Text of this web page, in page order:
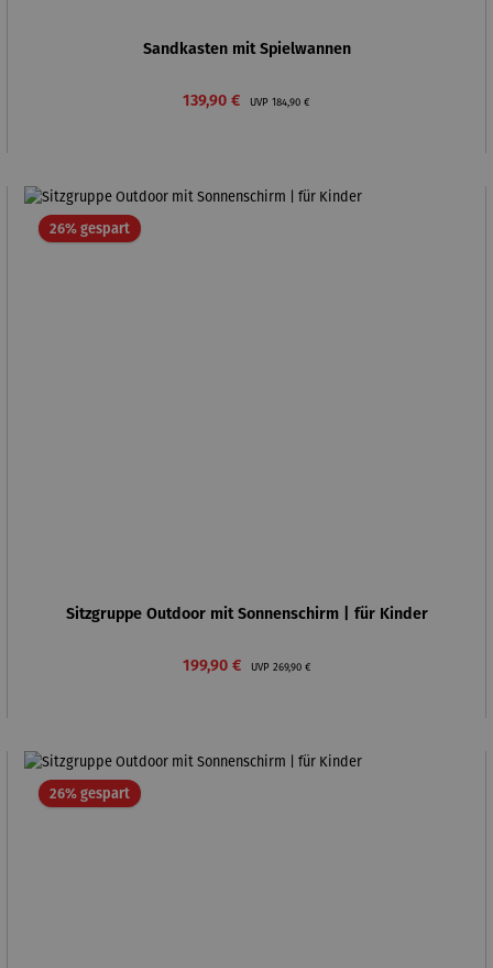
Sandkasten mit Spielwannen
Verkaufspreis:
139,90 € UVP Regulärer Preis:
184,90 €
26% gespartRabatt
Sitzgruppe Outdoor mit Sonnenschirm | für Kinder
Verkaufspreis:
199,90 € UVP Regulärer Preis:
269,90 €
26% gespartRabatt